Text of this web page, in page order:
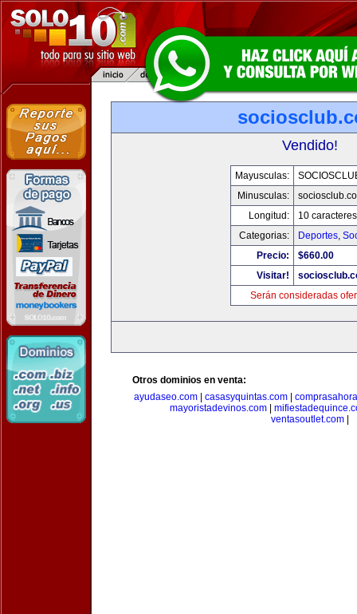
Vendido!
Mayusculas:
Minusculas:
Longitud:
10 caracteres
Categorias:
Deportes,
Precio:
$660.00
Visitar!
Serán consideradas
Otros dominios en venta:
ayudaseo.com
casasyquintas.com
mayoristadevinos.com
ventasoutlet.com